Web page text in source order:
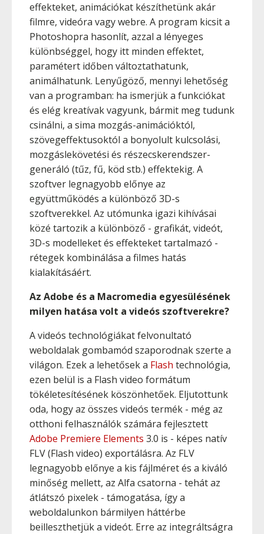
effekteket, animációkat készíthetünk akár
filmre, videóra vagy webre. A program kicsit a
Photoshopra hasonlít, azzal a lényeges
különbséggel, hogy itt minden effektet,
paramétert időben változtathatunk,
animálhatunk. Lenyűgöző, mennyi lehetőség
van a programban: ha ismerjük a funkciókat
és elég kreatívak vagyunk, bármit meg tudunk
csinálni, a sima mozgás-animációktól,
szövegeffektusoktól a bonyolult kulcsolási,
mozgáslekövetési és részecskerendszer-
generáló (tűz, fű, köd stb.) effektekig. A
szoftver legnagyobb előnye az
együttműködés a különböző 3D-s
szoftverekkel. Az utómunka igazi kihívásai
közé tartozik a különböző - grafikát, videót,
3D-s modelleket és effekteket tartalmazó -
rétegek kombinálása a filmes hatás
kialakításáért.
Az Adobe és a Macromedia egyesülésének
milyen hatása volt a videós szoftverekre?
A videós technológiákat felvonultató
weboldalak gombamód szaporodnak szerte a
világon. Ezek a lehetősek a Flash technológia,
ezen belül is a Flash video formátum
tökéletesítésének köszönhetőek. Eljutottunk
oda, hogy az összes videós termék - még az
otthoni felhasználók számára fejlesztett
Adobe Premiere Elements 3.0 is - képes natív
FLV (Flash video) exportálásra. Az FLV
legnagyobb előnye a kis fájlméret és a kiváló
minőség mellett, az Alfa csatorna - tehát az
átlátszó pixelek - támogatása, így a
weboldalunkon bármilyen háttérbe
beilleszthetjük a videót. Erre az integráltságra